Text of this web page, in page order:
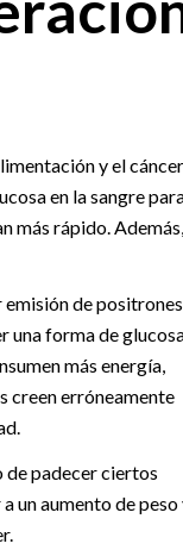
y el
en la sangre
más rápido. Además,
de positrones
una forma de
más energía,
creen erróneamente
de padecer ciertos
un aumento de peso